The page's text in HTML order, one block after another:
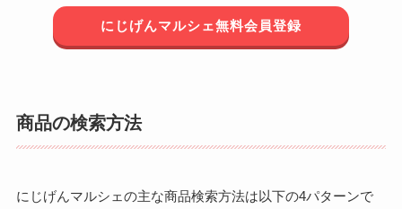
にじげんマルシェ無料会員登録
商品の検索方法
にじげんマルシェの主な商品検索方法は以下の4パターンで